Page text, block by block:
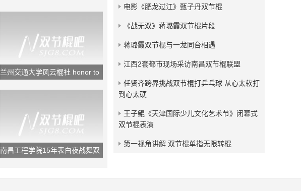
杨浩文双节棍表演
兰州交通大学风云棍社 honor to
南昌工程学院15年表白夜战舞双
电影《肥龙过江》甄子丹双节棍
《战无双》蒋璐霞双节棍片段
蒋璐霞双节棍与一龙同台相遇
江西2套都市现场采访南昌双节棍联盟
任贤齐跨界挑战双节棍打乒乓球 从心太软打
到心太硬
王子鲲《天津国际少儿文化艺术节》闭幕式
双节棍表演
第一视角讲解 双节棍单指无限转棍